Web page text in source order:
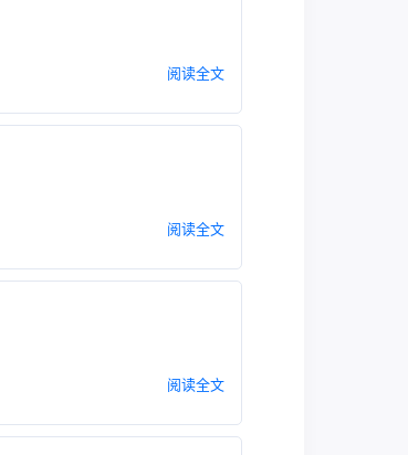
阅读全文
阅读全文
阅读全文